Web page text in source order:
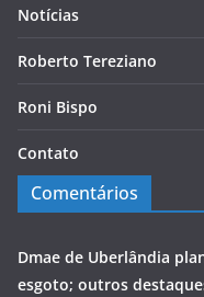
Notícias
Roberto Tereziano
Roni Bispo
Contato
Comentários
Dmae de Uberlândia
esgoto; outros